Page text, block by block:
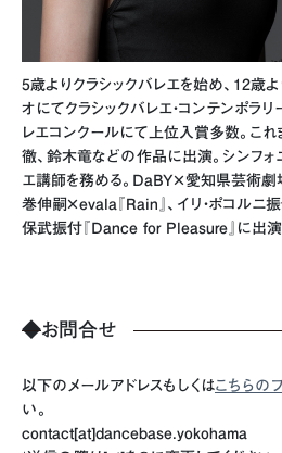
5歳よりクラシックバレエを始め、12歳
オにてクラシックバレエ・コンテンポラ
レエコンクールにて上位入賞多数。これ
徹、鈴木竜などの作品に出演。シンフォ
エ講師を務める。DaBY×愛知県芸術
巻伸嗣×evala『Rain』、イリ・ポコルニ
保武振付『Dance for Pleasure』に出演
◆お問合せ
以下のメールアドレスもしくはこちらの
い。
contact[at]dancebase.yokohama